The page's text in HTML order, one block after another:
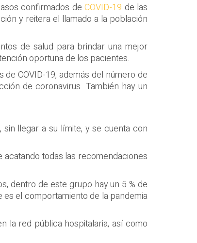
confirmados deCOVID-19 de las
y reitera el llamado a la población
de salud para brindar una mejor
oportuna de los pacientes.
COVID-19, además del número de
de coronavirus. También hay un
llegar a su límite, y se cuenta con
todas las recomendaciones
dentro de este grupo hay un 5 % de
el comportamiento de la pandemia
la red pública hospitalaria, así como